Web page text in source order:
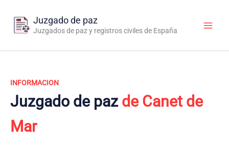
contenido
Juzgado de paz
Juzgados de paz y registros civiles de España
INFORMACION
Juzgado de paz de Canet de
Mar